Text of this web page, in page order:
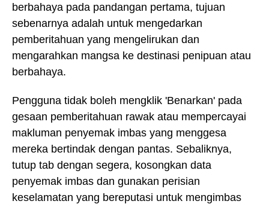
berbahaya pada pandangan pertama, tujuan
sebenarnya adalah untuk mengedarkan
pemberitahuan yang mengelirukan dan
mengarahkan mangsa ke destinasi penipuan atau
berbahaya.
Pengguna tidak boleh mengklik 'Benarkan' pada
gesaan pemberitahuan rawak atau mempercayai
makluman penyemak imbas yang menggesa
mereka bertindak dengan pantas. Sebaliknya,
tutup tab dengan segera, kosongkan data
penyemak imbas dan gunakan perisian
keselamatan yang bereputasi untuk mengimbas